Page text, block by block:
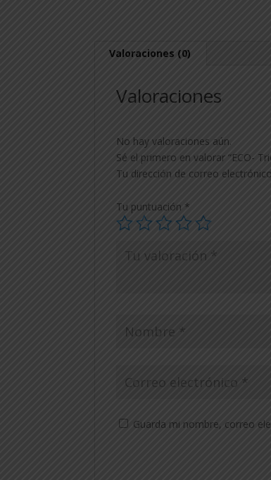
Valoraciones (0)
Valoraciones
No hay valoraciones aún.
Sé el primero en valorar “ECO-
Tu dirección de correo
Tu puntuación *
Guarda mi nombre, correo